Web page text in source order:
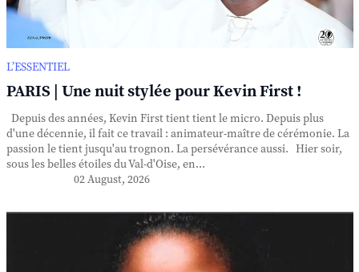
L’ESSENTIEL
PARIS | Une nuit stylée pour Kevin First !
Depuis des années, Kevin First tient tient le micro. Depuis plus
d'une décennie, il fait ce travail : animateur-maître de cérémonie. La
passion le tient jusqu'au trognon. La persévérance aussi. Hier soir,
sous les belles étoiles du Val-d'Oise, en...
02 August, 2026